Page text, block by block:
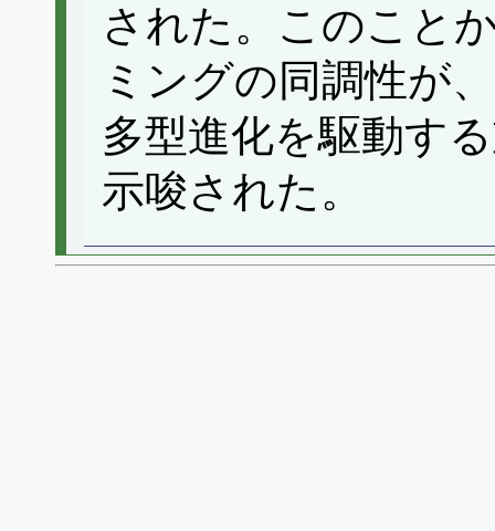
された。このこと
ミングの同調性が
多型進化を駆動す
示唆された。